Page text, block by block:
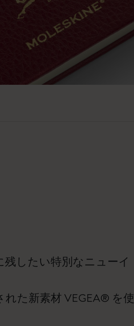
したい特別なニューイ
た新素材 VEGEA® を使